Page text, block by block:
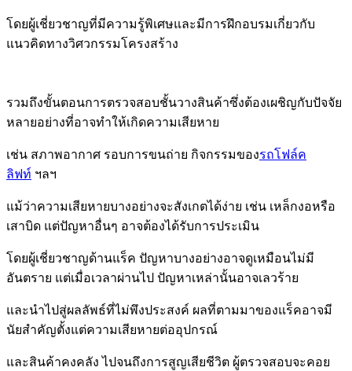
โดยผู้เชี่ยวชาญที่มีความรู้พิเศษและมีการฝึกอบรมเกี่ยวกับ
แนวคิดทางวิศวกรรมโครงสร้าง
รวมถึงขั้นตอนการตรวจสอบชั้นวางสินค้าซึ่งต้องเผชิญกับปัจจัย
หลายอย่างที่อาจทำให้เกิดความเสียหาย
เช่น สภาพอากาศ รอบการขนถ่าย กิจกรรมของรถโฟล์ค
ลิฟท์ ฯลฯ
แม้ว่าความเสียหายบางอย่างจะสังเกตได้ง่าย เช่น เหล็กงอหรือ
เสาบิด แต่ปัญหาอื่นๆ อาจต้องได้รับการประเมิน
โดยผู้เชี่ยวชาญด้านแร็ค ปัญหาบางอย่างอาจดูเหมือนไม่มี
อันตราย แต่เมื่อเวลาผ่านไป ปัญหาเหล่านั้นอาจเลวร้าย
และนำไปสู่ผลลัพธ์ที่ไม่พึงประสงค์ ผลที่ตามมาของแร็คอาจมี
นัยสำคัญตั้งแต่ความเสียหายต่ออุปกรณ์
และสินค้าคงคลัง ไปจนถึงการสูญเสียชีวิต ผู้ตรวจสอบจะคอย